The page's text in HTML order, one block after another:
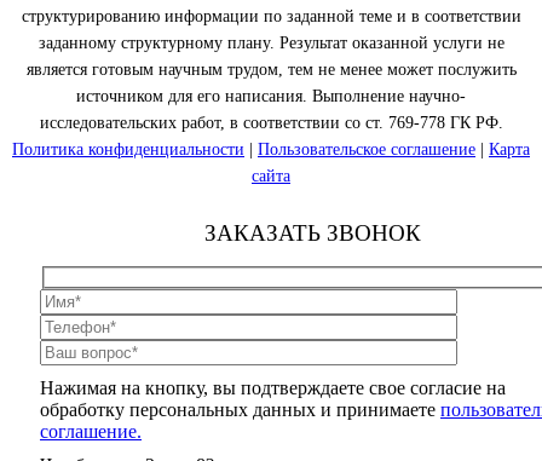
структурированию информации по заданной теме и в соответствии
заданному структурному плану. Результат оказанной услуги не
является готовым научным трудом, тем не менее может послужить
источником для его написания. Выполнение научно-
исследовательских работ, в соответствии со ст. 769-778 ГК РФ.
Политика конфиденциальности | Пользовательское соглашение | Карта
сайта
ЗАКАЗАТЬ ЗВОНОК
Нажимая на кнопку, вы подтверждаете свое согласие на
обработку персональных данных и принимаете
соглашение.